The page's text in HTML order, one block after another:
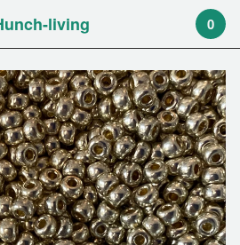
living 0